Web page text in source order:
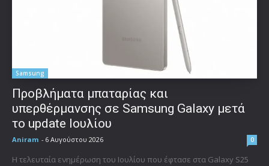
Samsung
Προβλήματα μπαταρίας και
υπερθέρμανσης σε Samsung Galaxy μετά
το update Ιουλίου
Aniram - 6 Αυγούστου 2026 0
Η τελευταία ενημέρωση του Ιουλίου που έφτασε στα Galaxy S25